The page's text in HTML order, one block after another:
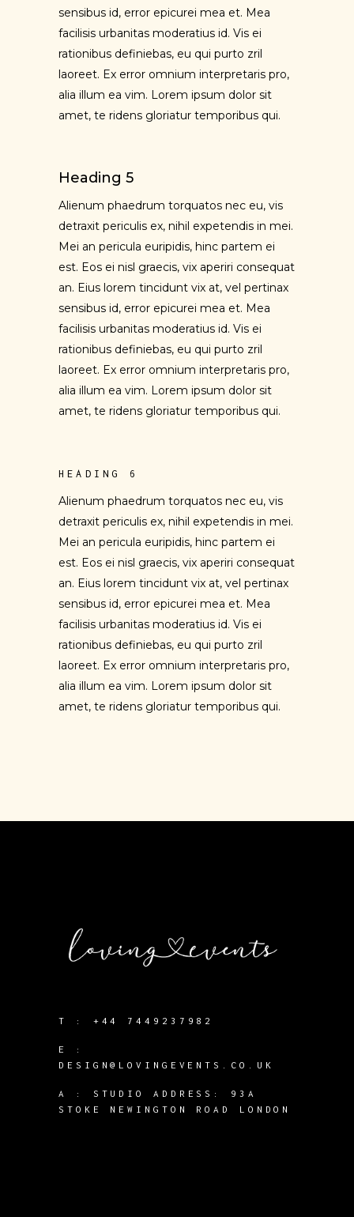
sensibus id, error epicurei mea et. Mea
facilisis urbanitas moderatius id. Vis ei
rationibus definiebas, eu qui purto zril
laoreet. Ex error omnium interpretaris pro,
alia illum ea vim. Lorem ipsum dolor sit
amet, te ridens gloriatur temporibus qui.
Heading 5
Alienum phaedrum torquatos nec eu, vis
detraxit periculis ex, nihil expetendis in mei.
Mei an pericula euripidis, hinc partem ei
est. Eos ei nisl graecis, vix aperiri consequat
an. Eius lorem tincidunt vix at, vel pertinax
sensibus id, error epicurei mea et. Mea
facilisis urbanitas moderatius id. Vis ei
rationibus definiebas, eu qui purto zril
laoreet. Ex error omnium interpretaris pro,
alia illum ea vim. Lorem ipsum dolor sit
amet, te ridens gloriatur temporibus qui.
HEADING 6
Alienum phaedrum torquatos nec eu, vis
detraxit periculis ex, nihil expetendis in mei.
Mei an pericula euripidis, hinc partem ei
est. Eos ei nisl graecis, vix aperiri consequat
an. Eius lorem tincidunt vix at, vel pertinax
sensibus id, error epicurei mea et. Mea
facilisis urbanitas moderatius id. Vis ei
rationibus definiebas, eu qui purto zril
laoreet. Ex error omnium interpretaris pro,
alia illum ea vim. Lorem ipsum dolor sit
amet, te ridens gloriatur temporibus qui.
T : +44 7449237982
E :
DESIGN@LOVINGEVENTS.CO.UK
A :
STUDIO ADDRESS: 93A
STOKE NEWINGTON ROAD LONDON